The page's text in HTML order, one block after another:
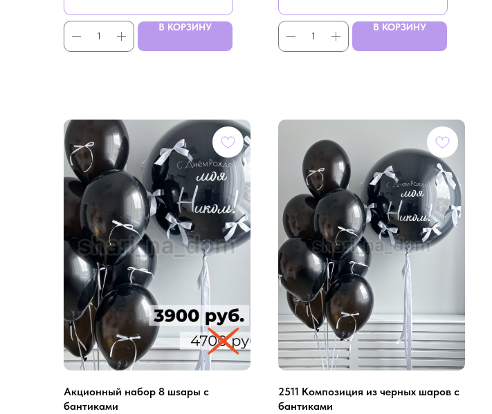
В КОРЗИНУ В КОРЗИНУ
Aкционный нaбор 8 шsaры с
бaнтикaми
2511 Композиция из черных шаров с
бантиками